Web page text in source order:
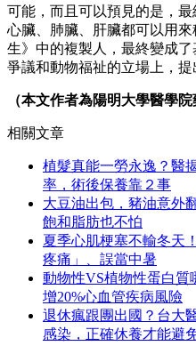
可能，而且可以預見的是，
心臟、肺臟、肝臟都可以用
生》中的複製人，最終變成
爭議和動物福祉的立場上，
（本文作者為陽明大學醫學
相關文章
植髮真能一勞永逸？醫
率，術後保養靠２事
大豆油出包，豬油意外
飽和脂肪也不怕
夏季心肌梗塞不輸冬天
疼痛」、誤當中暑
動物性VS植物性蛋白質
增20%心血管疾病風險
退休瘋跟團出國？台大
感染，正確休養才能避